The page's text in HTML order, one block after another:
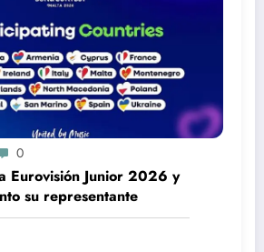
0
Eurovisión Junior 2026 y
su representante